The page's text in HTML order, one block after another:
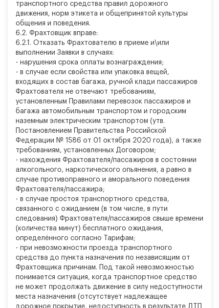
транспортного средства правил дорожного
движения, норм этикета и общепринятой культуры
общения и поведения.
6.2. Фрахтовщик вправе:
6.2.1. Отказать Фрахтователю в приеме и\или
выполнении Заявки в случаях:
- нарушения срока оплаты вознаграждения;
- в случае если свойства или упаковка вещей,
входящих в состав багажа, ручной клади пассажиров
Фрахтователя не отвечают требованиям,
установленным Правилами перевозок пассажиров и
багажа автомобильным транспортом и городским
наземным электрическим транспортом (утв.
Постановлением Правительства Российской
Федерации № 1586 от 01 октября 2020 года), а также
требованиям, установленных Договором;
- нахождения Фрахтователя/пассажиров в состоянии
алкогольного, наркотического опьянения, а равно в
случае противоправного и аморального поведения
Фрахтователя/пассажира;
- в случае простоя транспортного средства,
связанного с ожиданием (в том числе, в пути
следования) Фрахтователя/пассажиров свыше времени
(количества минут) бесплатного ожидания,
определённого согласно Тарифам;
- при невозможности проезда транспортного
средства до пункта назначения по независящим от
Фрахтовщика причинам. Под такой невозможностью
понимается ситуация, когда транспортное средство
не может продолжать движение в силу недоступности
места назначения (отсутствует надлежащее
дорожное покрытие, недоступность в результате ДТП